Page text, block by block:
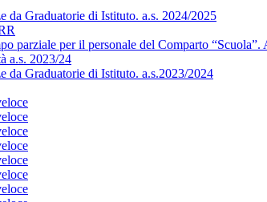
da Graduatorie di Istituto. a.s. 2024/2025
parziale per il personale del Comparto “Scuola”.
a.s. 2023/24
da Graduatorie di Istituto. a.s.2023/2024